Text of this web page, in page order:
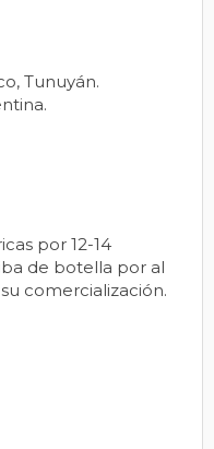
Tunuyán.
por 12-14
de botella por al
comercialización.